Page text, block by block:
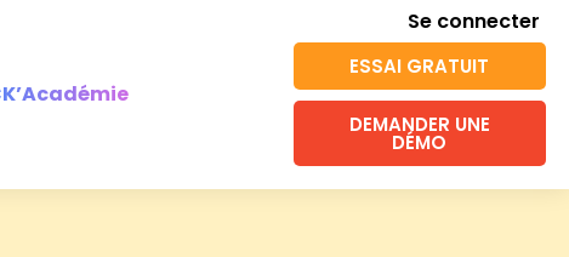
Se connecter
ESSAI GRATUIT
DEMANDER UNE
DÉMO